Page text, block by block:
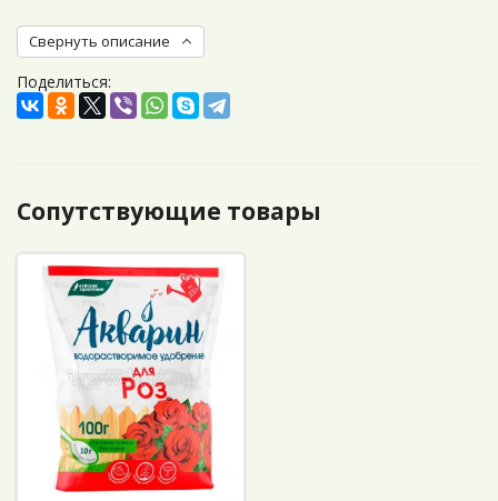
Свернуть описание
Поделиться:
Сопутствующие товары